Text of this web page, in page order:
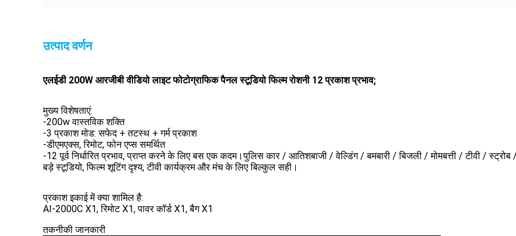
उत्पाद वर्णन
एलईडी 200W आरजीबी वीडियो लाइट फोटोग्राफिक पैनल स्टूडियो फिल्म रोशनी 12 प्रकाश प्रभाव;
मुख्य विशेषताएं:
-200w वास्तविक शक्ति
-3 प्रकाश मोड: सफेद + तटस्थ + गर्म प्रकाश
-डीएमएक्स, रिमोट, फोन एप्स समर्थित
-12 पूर्व निर्धारित प्रभाव, प्राप्त करने के लिए बस एक कदम।पुलिस कार / आतिशबाजी / वेल्डिंग / बमबारी / बिजली / मोमबत्ती / टीवी /
बड़े स्टूडियो, फिल्म शूटिंग दृश्य, टीवी कार्यक्रम और मंच के लिए बिल्कुल सही।
प्रकाश इकाई में क्या शामिल है:
AI-2000C X1, रिमोट X1, पावर कॉर्ड X1, बैग X1
तकनीकी जानकारी